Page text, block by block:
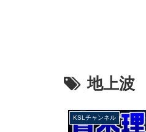
地上波
KSLチャンネル